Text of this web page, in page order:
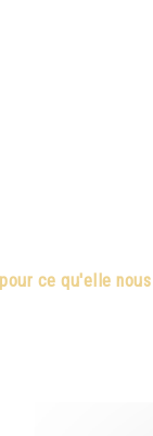
ce qu'elle